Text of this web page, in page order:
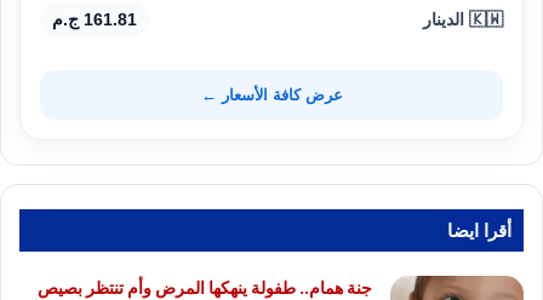
🇰🇼 الدينار 161.81 ج.م
عرض كافة الأسعار ←
أقرا ايضا
جنة همام.. طفولة ينهكها المرض وأم تنتظر بصيص